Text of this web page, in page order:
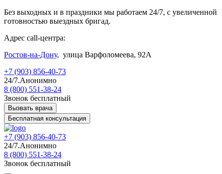
Без выходных и в праздники мы работаем 24/7, с увеличенной
готовностью выездных бригад.
Адрес call-центра:
Ростов-на-Дону, улица Варфоломеева, 92А
+7 (903) 856-40-73
24/7.Анонимно
8 (800) 551-38-24
Звонок бесплатный
Вызвать врача
Бесплатная консультация
+7 (903) 856-40-73
24/7.Анонимно
8 (800) 551-38-24
Звонок бесплатный